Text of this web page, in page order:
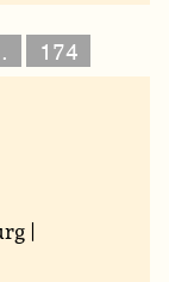
174
|